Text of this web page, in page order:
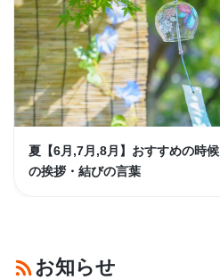
夏【6月,7月,8月】おすすめの時候
の挨拶・結びの言葉
お知らせ